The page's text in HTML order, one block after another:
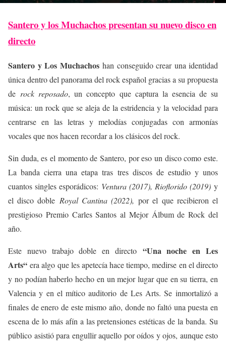
Santero y los Muchachos presentan su nuevo disco en
directo
Santero y Los Muchachoshan conseguido crear una identidad
única dentro del panorama del rock español gracias a su propuesta
de rock reposado, un concepto que captura la esencia de su
música: un rock que se aleja de la estridencia y la velocidad para
centrarse en las letras y melodías conjugadas con armonías
vocales que nos hacen recordar a los clásicos del rock.
Sin duda, es el momento de Santero, por eso un disco como este.
La banda cierra una etapa tras tres discos de estudio y unos
cuantos singles esporádicos: Ventura (2017), Rioflorido (2019) y
el disco doble Royal Cantina (2022), por el que recibieron el
prestigioso Premio Carles Santos al Mejor Álbum de Rock del
año.
Este nuevo trabajo doble en directo “Una noche en Les
Arts“ era algo que les apetecía hace tiempo, medirse en el directo
y no podían haberlo hecho en un mejor lugar que en su tierra, en
Valencia y en el mítico auditorio de Les Arts. Se inmortalizó a
finales de enero de este mismo año, donde no faltó una puesta en
escena de lo más afín a las pretensiones estéticas de la banda. Su
público asistió para engullir aquello por oídos y ojos, aunque esto